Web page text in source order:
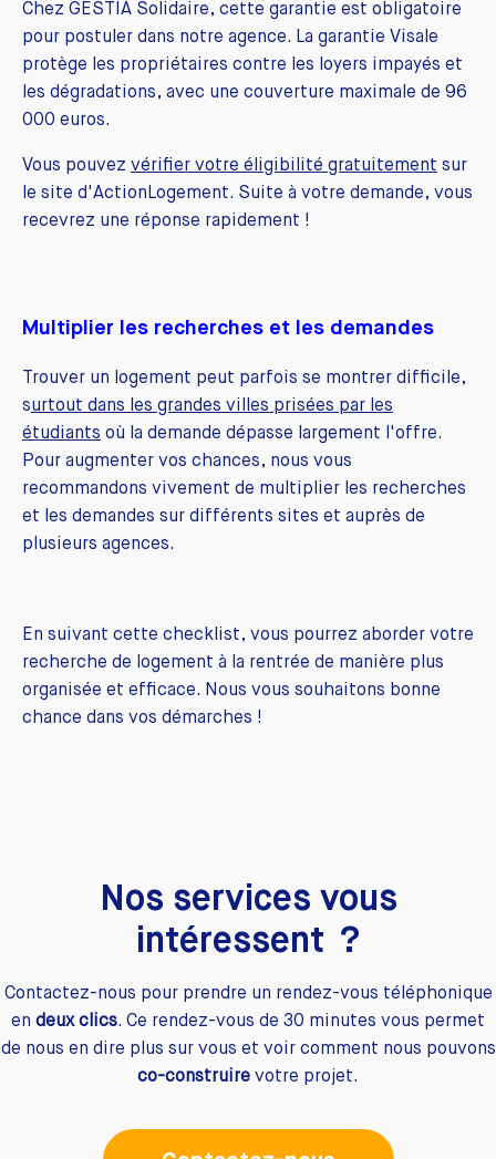
Chez GESTIA Solidaire, cette garantie est obligatoire
pour postuler dans notre agence. La garantie Visale
protège les propriétaires contre les loyers impayés et
les dégradations, avec une couverture maximale de 96
000 euros.
Vous pouvez vérifier votre éligibilité gratuitement sur
le site d'ActionLogement. Suite à votre demande, vous
recevrez une réponse rapidement !
Multiplier les recherches et les demandes
Trouver un logement peut parfois se montrer difficile,
surtout dans les grandes villes prisées par les
étudiants où la demande dépasse largement l'offre.
Pour augmenter vos chances, nous vous
recommandons vivement de multiplier les recherches
et les demandes sur différents sites et auprès de
plusieurs agences.
En suivant cette checklist, vous pourrez aborder votre
recherche de logement à la rentrée de manière plus
organisée et efficace. Nous vous souhaitons bonne
chance dans vos démarches !
Nos services vous
intéressent ?
Contactez-nous pour prendre un rendez-vous téléphonique
en deux clics. Ce rendez-vous de 30 minutes vous permet
de nous en dire plus sur vous et voir comment nous pouvons
co-construire votre projet.